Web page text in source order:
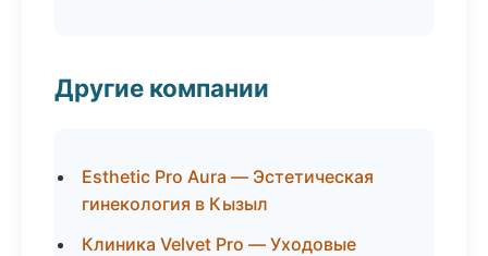
Другие компании
Esthetic Pro Aura — Эстетическая
гинекология в Кызыл
Клиника Velvet Pro — Уходовые